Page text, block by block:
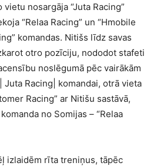
nosargāja “Juta Racing”
“Relaa Racing” un “Hmobile
komandas. Nitišs līdz savas
otro pozīciju, nododot stafeti
noslēgumā pēc vairākām
Juta Racing| komandai, otrā vieta
Racing” ar Nitišu sastāvā,
no Somijas – “Relaa
izlaidēm rīta treniņus, tāpēc